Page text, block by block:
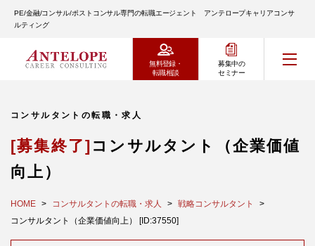
PE/金融/コンサル/ポストコンサル専門の転職エージェント アンテロープキャリアコンサ
ルティング
無料登録・
転職相談
募集中の
セミナー
コンサルタントの転職・求人
[募集終了] コンサルタント（企業価値
向上）
HOME コンサルタントの転職・求人
戦略コンサルタント
コンサルタント（企業価値向上） [ID:37550]